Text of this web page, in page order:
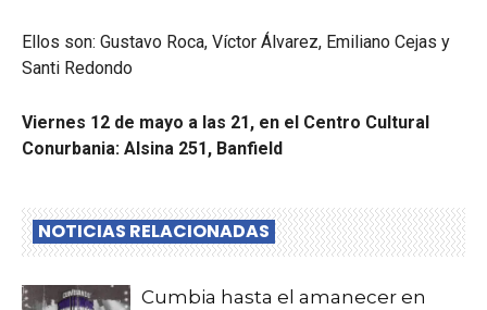
Ellos son: Gustavo Roca, Víctor Álvarez, Emiliano Cejas y
Santi Redondo
Viernes 12 de mayo a las 21, en el Centro Cultural
Conurbania: Alsina 251, Banfield
NOTICIAS RELACIONADAS
Cumbia hasta el amanecer en